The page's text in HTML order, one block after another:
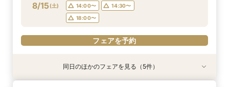
フェアを予約
フェアを予約
フェアを予約
フェアを予約
8/15(土)
14:00〜
14:30〜
18:00〜
フェアを予約
特典あり
特典あり同日のほかのフェアを見る（5件）